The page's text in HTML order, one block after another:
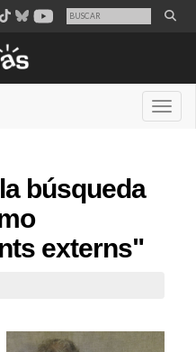
búsqueda
externs"